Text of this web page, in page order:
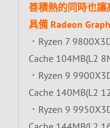
善積熱的同時也
具備 Radeon
．Ryzen 7
Cache 104MB(L2
．Ryzen 9
Cache 140MB(L2
．Ryzen 9